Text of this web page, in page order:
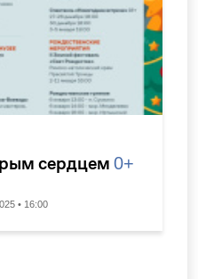
сердцем 0+
• 16:00